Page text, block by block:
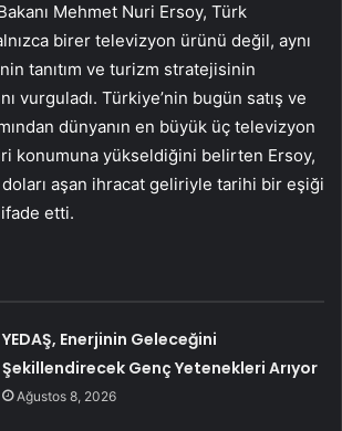
Mehmet Nuri Ersoy, Türk
birer televizyon ürünü değil, aynı
tanıtım ve turizm stratejisinin
vurguladı. Türkiye’nin bugün satış ve
dünyanın en büyük üç televizyon
konumuna yükseldiğini belirten Ersoy,
aşan ihracat geliriyle tarihi bir eşiği
ifade etti.
YEDAŞ, Enerjinin Geleceğini
Şekillendirecek Genç Yetenekleri Arıyor
Ağustos 8, 2026